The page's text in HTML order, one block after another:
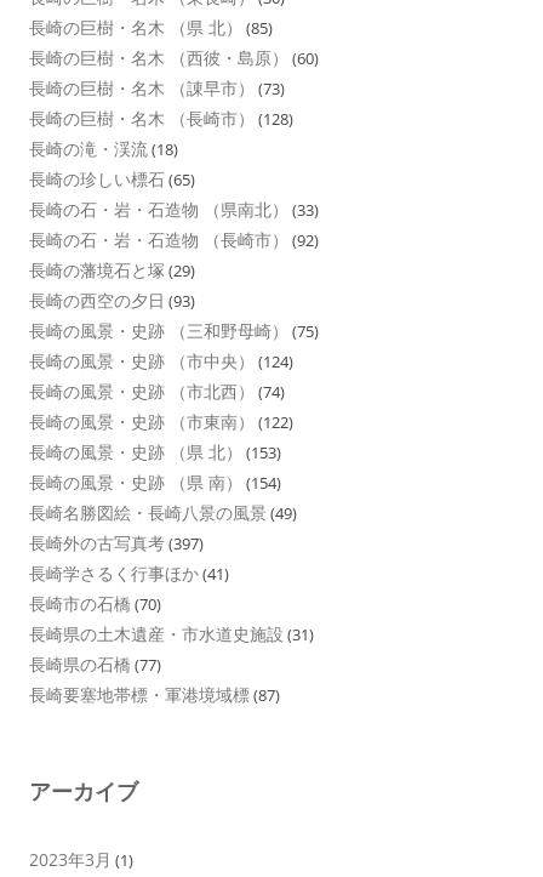
長崎の巨樹・名木 （県 北） (85)
長崎の巨樹・名木 （西彼・島原） (60)
長崎の巨樹・名木 （諌早市） (73)
長崎の巨樹・名木 （長崎市） (128)
長崎の滝・渓流(18)
長崎の珍しい標石(65)
長崎の石・岩・石造物 （県南北） (33)
長崎の石・岩・石造物 （長崎市） (92)
長崎の藩境石と塚 (29)
長崎の西空の夕日 (93)
長崎の風景・史跡 （三和野母崎） (75)
長崎の風景・史跡 （市中央） (124)
長崎の風景・史跡 （市北西） (74)
長崎の風景・史跡 （市東南） (122)
長崎の風景・史跡 （県 北） (153)
長崎の風景・史跡 （県 南） (154)
長崎名勝図絵・長崎八景の風景 (49)
長崎外の古写真考(397)
長崎学さるく行事ほか(41)
長崎市の石橋 (70)
長崎県の土木遺産・市水道史施設 (31)
長崎県の石橋 (77)
長崎要塞地帯標・軍港境域標(87)
アーカイブ
2023年3月 (1)